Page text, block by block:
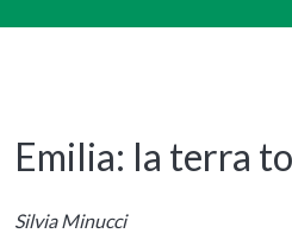
Emilia: la terra
Silvia Minucci